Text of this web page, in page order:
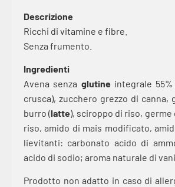
Descrizione
Ricchi di vitamine e fibre.
Senza frumento.
Ingredienti
Avena senza glutine integrale
crusca), zucchero grezzo di canna,
burro (latte), sciroppo di riso, germe
riso, amido di mais modificato,
lievitanti: carbonato acido di
acido di sodio; aroma naturale di
Prodotto non adatto in caso di